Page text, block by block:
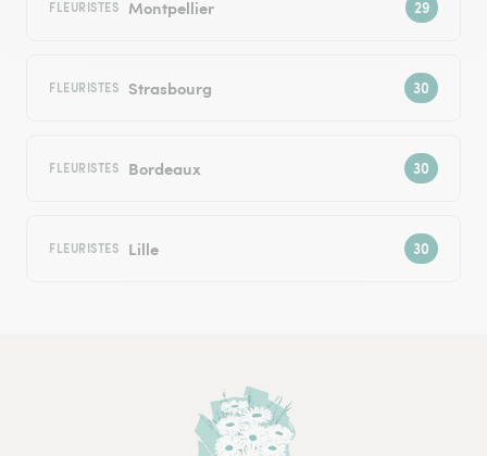
FLEURISTES Montpellier
FLEURISTES Strasbourg
FLEURISTES Bordeaux
FLEURISTES Lille